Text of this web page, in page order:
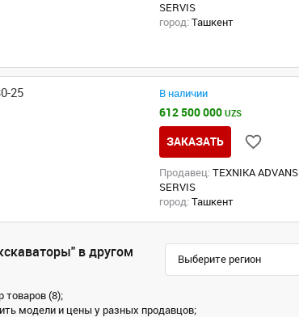
SERVIS
город: Ташкент
25 В наличии
612 500 000UZS
ЗАКАЗАТЬ
Продавец: TEXNIKA ADVANS
SERVIS
город: Ташкент
в другом
Выберите регион
товаров (8);
модели и цены у разных продавцов;